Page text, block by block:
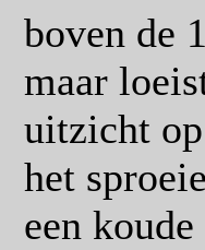
boven de
maar
uitzicht
het
een